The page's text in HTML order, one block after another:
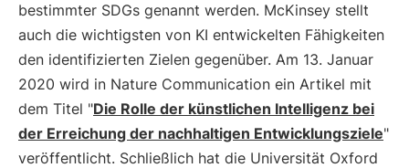
bestimmter SDGs genannt werden. McKinsey stellt
auch die wichtigsten von KI entwickelten Fähigkeiten
den identifizierten Zielen gegenüber. Am 13. Januar
2020 wird in Nature Communication ein Artikel mit
dem Titel "Die Rolle der künstlichen Intelligenz bei
der Erreichung der nachhaltigen Entwicklungsziele"
veröffentlicht. Schließlich hat die Universität Oxford